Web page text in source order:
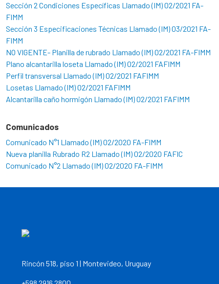
Sección 2 Condiciones Específicas Llamado (IM) 02/2021 FA-
FIMM
Sección 3 Especificaciones Técnicas Llamado (IM) 03/2021 FA-
FIMM
NO VIGENTE- Planilla de rubrado Llamado (IM) 02/2021 FA-FIMM
Plano alcantarilla loseta Llamado (IM) 02/2021 FAFIMM
Perfil transversal Llamado (IM) 02/2021 FAFIMM
Losetas Llamado (IM) 02/2021 FAFIMM
Alcantarilla caño hormigón Llamado (IM) 02/2021 FAFIMM
Comunicados
Comunicado N°1 Llamado (IM) 02/2020 FA-FIMM
Nueva planilla Rubrado R2 Llamado (IM) 02/2020 FAFIC
Comunicado N°2 Llamado (IM) 02/2020 FA-FIMM
Rincón 518, piso 1 | Montevideo, Uruguay